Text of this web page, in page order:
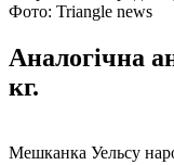
Фото: Triangle news
Аналогічна
кг.
Мешканка Уельсу